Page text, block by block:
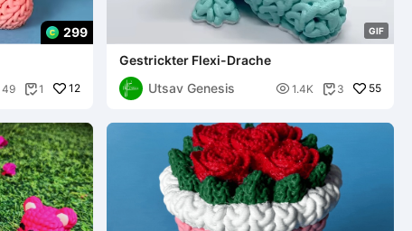
299
49 1 12
GIF
Gestrickter Flexi-Drache
Utsav Genesis
 1.4K  3 55